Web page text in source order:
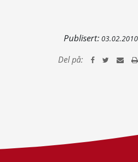
Publisert: 03.02.2010
Del på: